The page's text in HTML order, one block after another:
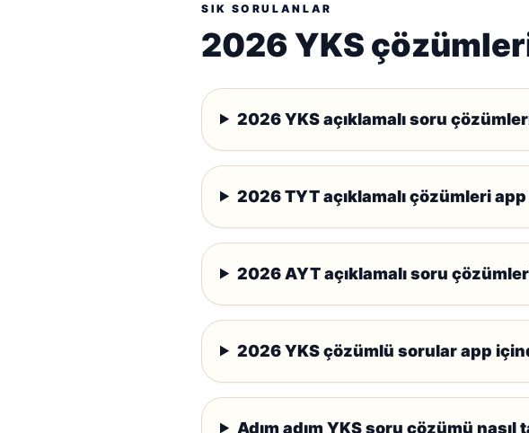
SIK SORULANLAR
2026 YKS
2026 YKS açıklamalı soru
2026 TYT açıklamalı çözümleri
2026 AYT açıklamalı soru
2026 YKS çözümlü sorular app
Adım adım YKS soru çözümü nasıl